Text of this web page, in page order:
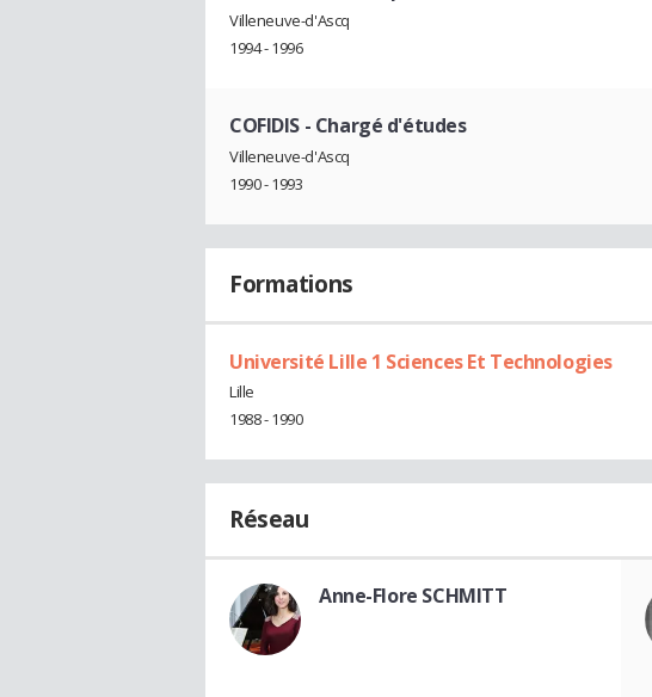
Villeneuve-d'Ascq
1994 - 1996
COFIDIS - Chargé d'études
Villeneuve-d'Ascq
1990 - 1993
Formations
Université Lille 1 Sciences Et Technologies
Lille
1988 - 1990
Réseau
Anne-Flore SCHMITT